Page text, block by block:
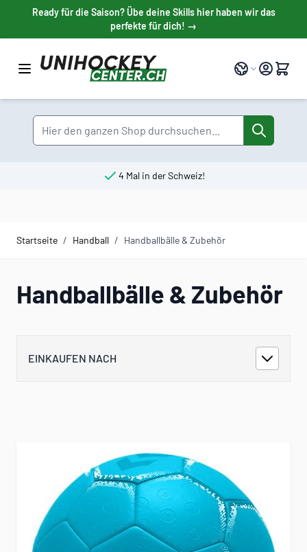
Direkt zum Inhalt
Ready für die Saison? Übe deine Skills hier haben wir das
perfekte für dich! →
Sprache
Suche
4 Mal in der Schweiz!
Startseite / Handball / Handballbälle & Zubehör
Handballbälle & Zubehör
EINKAUFEN NACH